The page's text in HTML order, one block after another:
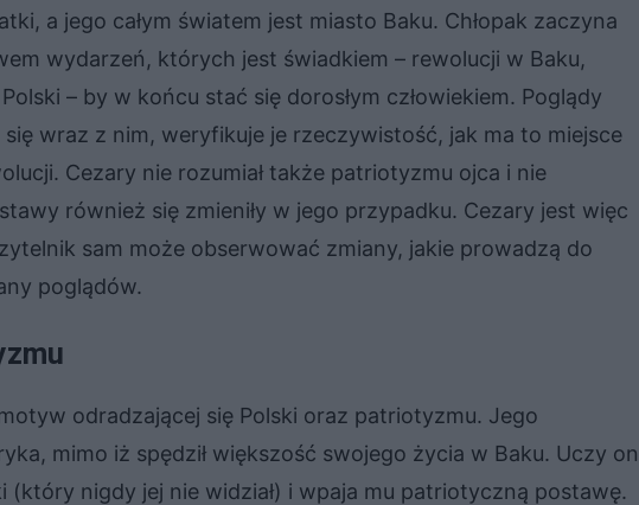
a jego całym światem jest miasto Baku. Chłopak zaczyna
wydarzeń, których jest świadkiem – rewolucji w Baku,
– by w końcu stać się dorosłym człowiekiem. Poglądy
się wraz z nim, weryfikuje je rzeczywistość, jak ma to miejsce
Cezary nie rozumiał także patriotyzmu ojca i nie
również się zmieniły w jego przypadku. Cezary jest więc
sam może obserwować zmiany, jakie prowadzą do
poglądów.
odradzającej się Polski oraz patriotyzmu. Jego
mimo iż spędził większość swojego życia w Baku. Uczy on
(który nigdy jej nie widział) i wpaja mu patriotyczną postawę.